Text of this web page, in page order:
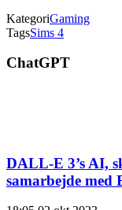
KategoriGaming
TagsSims 4
ChatGPT
DALL-E 3’s AI,
samarbejde med